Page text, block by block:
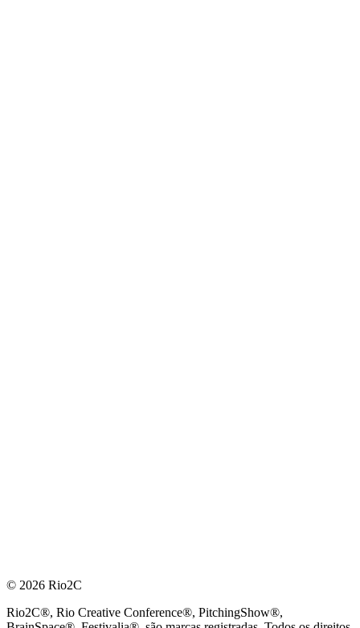
© 2026 Rio2C
Rio2C®, Rio Creative Conference®, PitchingShow®,